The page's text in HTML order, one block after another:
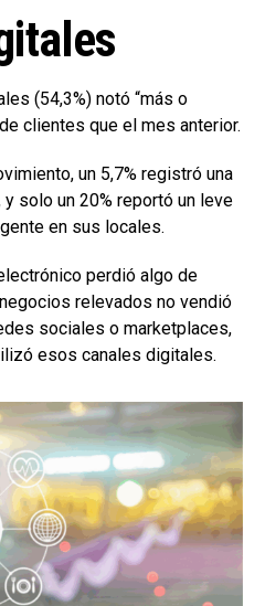
(54,3%) notó “más o
clientes que el mes anterior.
un 5,7% registró una
solo un 20% reportó un leve
en sus locales.
perdió algo de
relevados no vendió
sociales o marketplaces,
esos canales digitales.